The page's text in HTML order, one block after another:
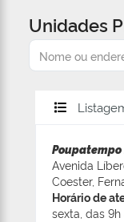
Unidades
Avenida
Coester,
Horário de
sexta, das 9h